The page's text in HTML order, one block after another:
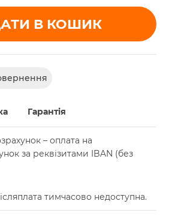
В КОШИК
Гарантія
– оплата на
за реквізитами IBAN (без
тимчасово недоступна.